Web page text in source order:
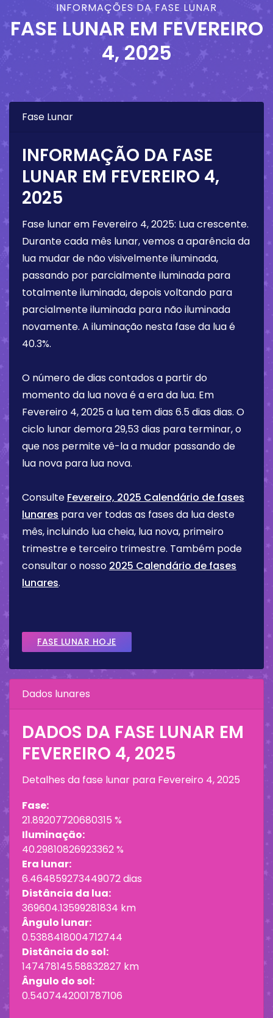
INFORMAÇÕES DA FASE LUNAR
FASE LUNAR EM FEVEREIRO
4, 2025
Fase Lunar
INFORMAÇÃO DA FASE
LUNAR EM FEVEREIRO 4,
2025
Fase lunar em Fevereiro 4, 2025: Lua crescente.
Durante cada mês lunar, vemos a aparência da
lua mudar de não visivelmente iluminada,
passando por parcialmente iluminada para
totalmente iluminada, depois voltando para
parcialmente iluminada para não iluminada
novamente. A iluminação nesta fase da lua é
40.3%.
O número de dias contados a partir do
momento da lua nova é a era da lua. Em
Fevereiro 4, 2025a lua tem dias 6.5 dias dias. O
ciclo lunar demora 29,53 dias para terminar, o
que nos permite vê-la a mudar passando de
lua nova para lua nova.
Consulte Fevereiro, 2025 Calendário de fases
lunares para ver todas as fases da lua deste
mês, incluindo lua cheia, lua nova, primeiro
trimestre e terceiro trimestre. Também pode
consultar o nosso 2025 Calendário de fases
lunares.
FASE LUNAR HOJE
Dados lunares
DADOS DA FASE LUNAR EM
FEVEREIRO 4, 2025
Detalhes da fase lunar para Fevereiro 4, 2025
Fase:
21.89207720680315 %
Iluminação:
40.29810826923362 %
Era lunar:
6.464859273449072 dias
Distância da lua:
369604.13599281834 km
Ângulo lunar:
0.5388418004712744
Distância do sol:
147478145.58832827 km
Ângulo do sol:
0.5407442001787106